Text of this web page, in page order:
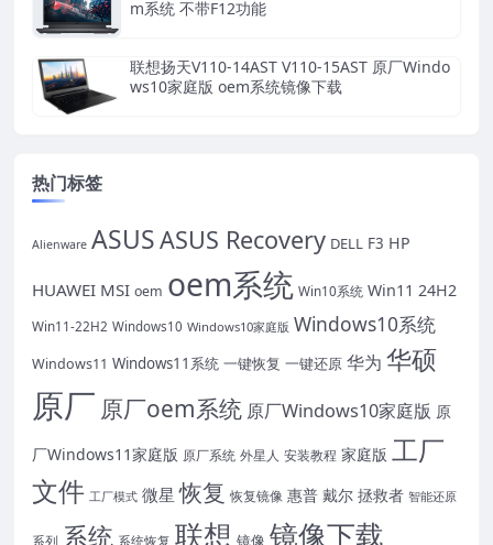
m系统 不带F12功能
联想扬天V110-14AST V110-15AST 原厂Windo
ws10家庭版 oem系统镜像下载
热门标签
Alienware ASUSASUS Recovery DELL F3 HP
HUAWEI MSI oem oem系统 Win10系统 Win11 24H2
Win11-22H2 Windows10 Windows10家庭版 Windows10系统
Windows11 Windows11系统 一键恢复 一键还原 华为 华硕
原厂 原厂oem系统 原厂Windows10家庭版 原
厂Windows11家庭版 原厂系统 外星人 安装教程 家庭版 工厂
文件 工厂模式 微星 恢复 恢复镜像 惠普 戴尔 拯救者 智能还原
系列 系统 联想 镜像 镜像下载